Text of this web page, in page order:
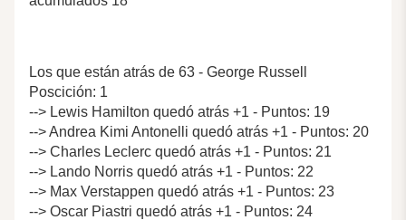
Los que están atrás de 63 - George Russell
Poscición: 1
--> Lewis Hamilton quedó atrás +1 - Puntos: 19
--> Andrea Kimi Antonelli quedó atrás +1 - Puntos: 20
--> Charles Leclerc quedó atrás +1 - Puntos: 21
--> Lando Norris quedó atrás +1 - Puntos: 22
--> Max Verstappen quedó atrás +1 - Puntos: 23
--> Oscar Piastri quedó atrás +1 - Puntos: 24